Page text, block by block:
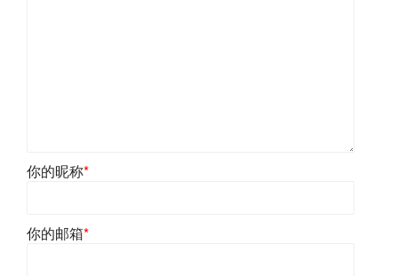
你的昵称*
你的邮箱*